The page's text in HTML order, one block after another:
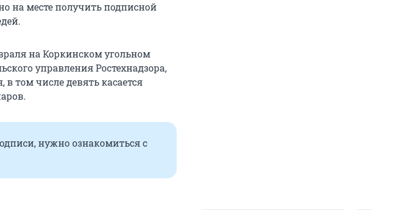
на месте получить подписной
на Коркинском угольном
управления Ростехнадзора,
том числе девять касается
нужно ознакомиться с